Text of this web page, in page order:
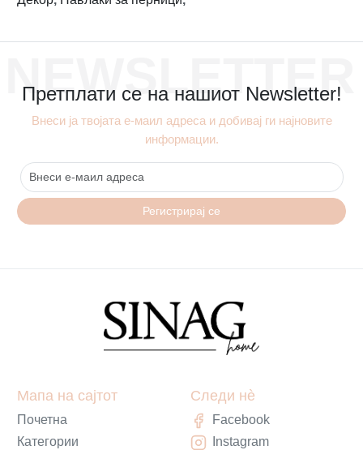
NEWSLETTER
Претплати се на нашиот Newsletter!
Внеси ја твојата е-маил адреса и добивај ги најновите
информации.
Регистрирај се
Мапа на сајтот
Почетна
Категории
Следи нè
Facebook
Instagram